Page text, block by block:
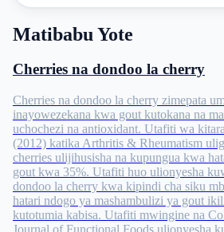
Matibabu Yote
Cherries na dondoo la cherry
Cherries na dondoo la cherry zimepata
inayowezekana kwa gout kutokana na
uchochezi na antioxidant. Utafiti wa
(2012) katika Arthritis & Rheumatism
cherries ulijihusisha na kupungua kwa
gout kwa 35%. Utafiti huo ulionyesha
dondoo la cherry kwa kipindi cha siku
hatari ndogo ya mashambulizi ya gout
kutotumia kabisa. Utafiti mwingine na